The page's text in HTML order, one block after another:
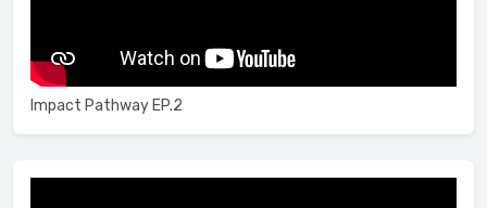
Impact Pathway EP.2